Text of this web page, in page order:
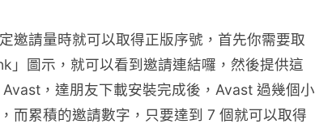
邀請量時就可以取得正版序號，首先你需要取
」圖示，就可以看到邀請連結囉，然後提供這
，達朋友下載安裝完成後，Avast 過幾個小
而累積的邀請數字，只要達到 7 個就可以取得